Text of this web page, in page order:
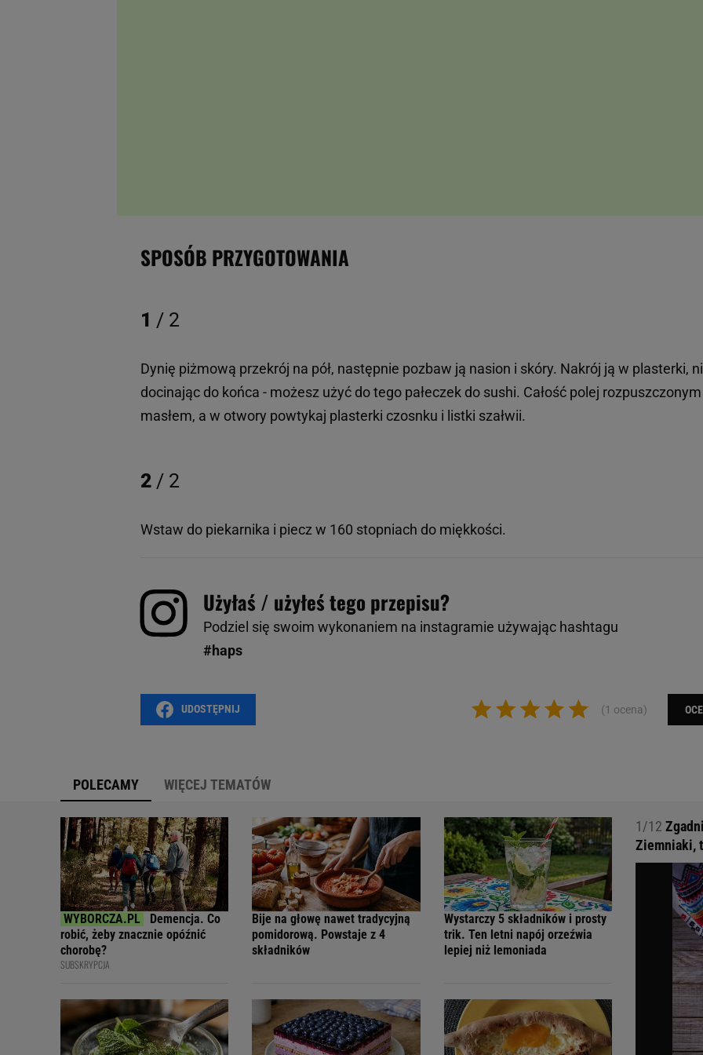
SPOSÓB PRZYGOTOWANIA
1 / 2
Dynię piżmową przekrój na pół, następnie pozbaw ją nasion i skóry. Nakrój ją w plasterki,
docinając do końca - możesz użyć do tego pałeczek do sushi. Całość polej rozpuszczonym
masłem, a w otwory powtykaj plasterki czosnku i listki szałwii.
2 / 2
Wstaw do piekarnika i piecz w 160 stopniach do miękkości.
Użyłaś / użyłeś tego przepisu?
Podziel się swoim wykonaniem na instagramie używając hashtagu
#haps
(1 ocena)
UDOSTĘPNIJ
POLECAMY WIĘCEJ TEMATÓW
Demencja. Co
robić, żeby znacznie opóźnić
chorobę?
SUBSKRYPCJA
Bije na głowę nawet tradycyjną
pomidorową. Powstaje z 4
składników
Wystarczy 5 składników i prosty
trik. Ten letni napój orzeźwia
lepiej niż lemoniada
1/12
Ziemniaki,